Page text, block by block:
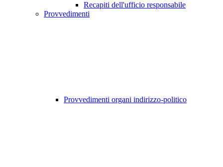
Recapiti dell'ufficio responsabile
Provvedimenti
Provvedimenti organi indirizzo-politico